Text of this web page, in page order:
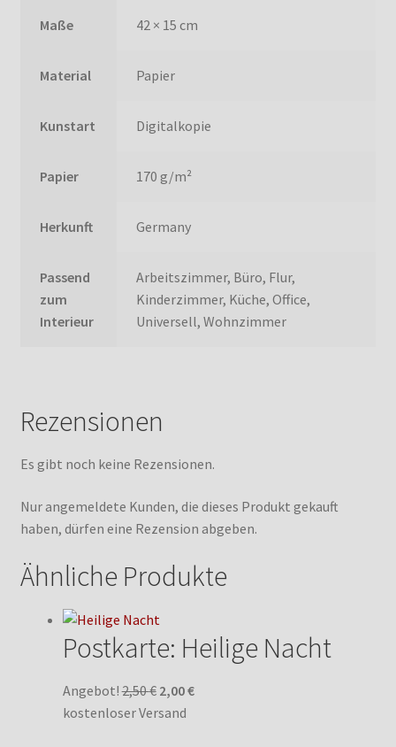
Maße 42 × 15 cm
Material Papier
Kunstart Digitalkopie
Papier 170 g/m²
Herkunft Germany
Passend
zum
Interieur
Arbeitszimmer, Büro, Flur,
Kinderzimmer, Küche, Office,
Universell, Wohnzimmer
Rezensionen
Es gibt noch keine Rezensionen.
Nur angemeldete Kunden, die dieses Produkt gekauft
haben, dürfen eine Rezension abgeben.
Ähnliche Produkte
Postkarte: Heilige Nacht
Angebot!2,50€ Ursprünglicher
Preis
2,00€Aktueller
kostenloser Versand